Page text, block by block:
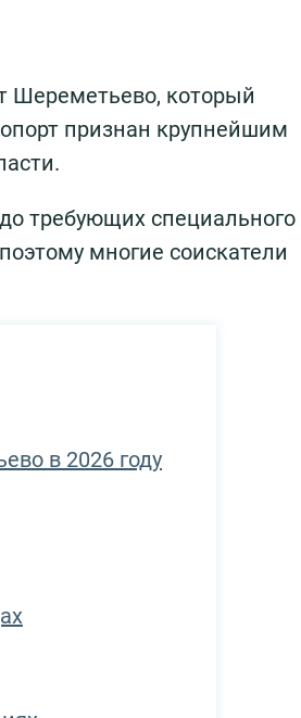
Шереметьево, который
признан крупнейшим
требующих специального
многие соискатели
в 2026 году